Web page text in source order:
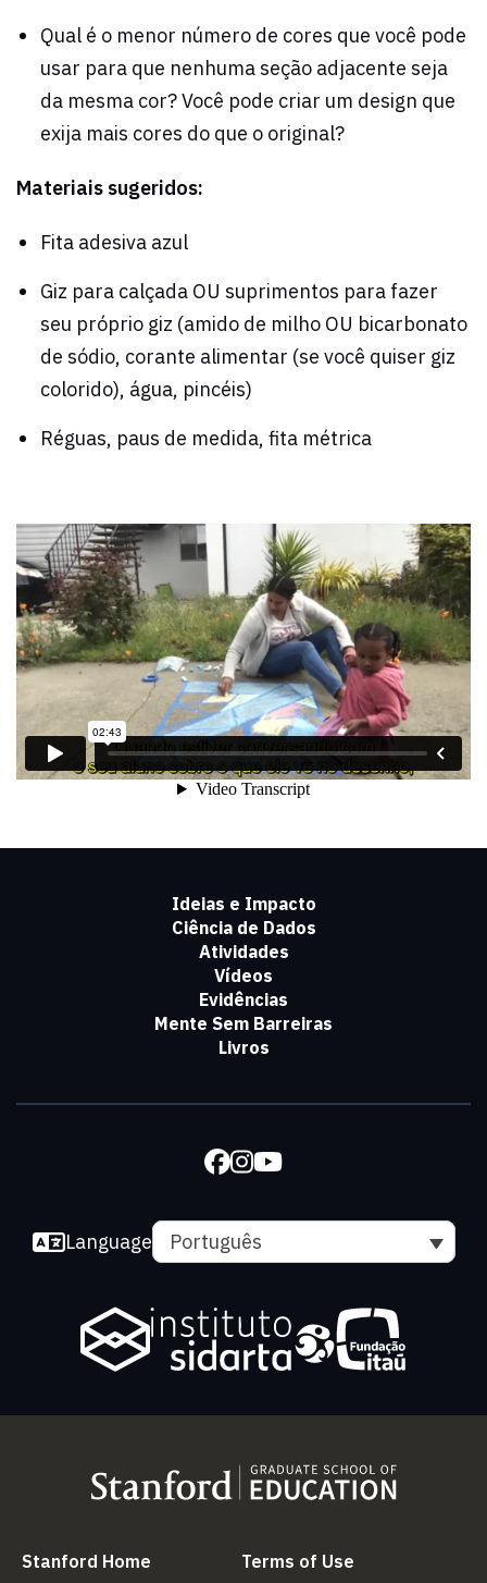
Qual é o menor número de cores que você pode
usar para que nenhuma seção adjacente seja
da mesma cor? Você pode criar um design que
exija mais cores do que o original?
Materiais sugeridos:
Fita adesiva azul
Giz para calçada OU suprimentos para fazer
seu próprio giz (amido de milho OU bicarbonato
de sódio, corante alimentar (se você quiser giz
colorido), água, pincéis)
Réguas, paus de medida, fita métrica
Ideias e Impacto
Ciência de Dados
Atividades
Vídeos
Evidências
Mente Sem Barreiras
Livros
Language Português
Stanford Home (link is external)Terms of Use